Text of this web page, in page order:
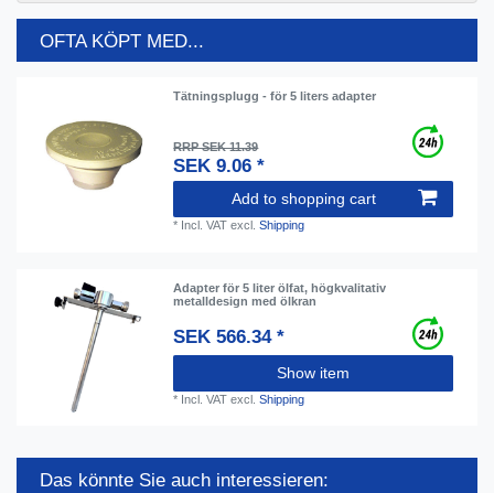
OFTA KÖPT MED...
Tätningsplugg - för 5 liters adapter
RRP SEK 11.39
SEK 9.06 *
Add to shopping cart
* Incl. VAT excl.Shipping
Adapter för 5 liter ölfat, högkvalitativ
metalldesign med ölkran
SEK 566.34 *
Show item
* Incl. VAT excl.Shipping
Das könnte Sie auch interessieren: